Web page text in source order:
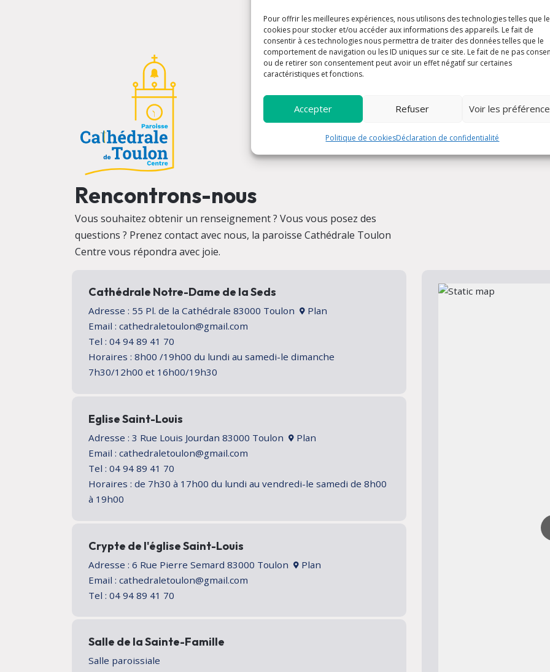
Pour offrir les meilleures expériences, nous utilisons des technologies telles que
cookies pour stocker et/ou accéder aux informations des appareils. Le fait de
consentir à ces technologies nous permettra de traiter des données telles que le
comportement de navigation ou les ID uniques sur ce site. Le fait de ne pas
ou de retirer son consentement peut avoir un effet négatif sur certaines
caractéristiques et fonctions.
Accepter Refuser Voir les
Politique de cookiesDéclaration de confidentialité
Rencontrons-nous
Vous souhaitez obtenir un renseignement ? Vous vous posez des
questions ? Prenez contact avec nous, la paroisse Cathédrale Toulon
Centre vous répondra avec joie.
Cathédrale Notre-Dame de la Seds
Adresse : 55 Pl. de la Cathédrale 83000 Toulon
Plan
Email : cathedraletoulon@gmail.com
Tel : 04 94 89 41 70
Horaires : 8h00 /19h00 du lundi au samedi-le dimanche
7h30/12h00 et 16h00/19h30
Eglise Saint-Louis
Adresse : 3 Rue Louis Jourdan 83000 Toulon
Plan
Email : cathedraletoulon@gmail.com
Tel : 04 94 89 41 70
Horaires : de 7h30 à 17h00 du lundi au vendredi-le samedi de 8h00
à 19h00
Crypte de l'église Saint-Louis
Adresse : 6 Rue Pierre Semard 83000 Toulon
Plan
Email : cathedraletoulon@gmail.com
Tel : 04 94 89 41 70
Salle de la Sainte-Famille
Salle paroissiale